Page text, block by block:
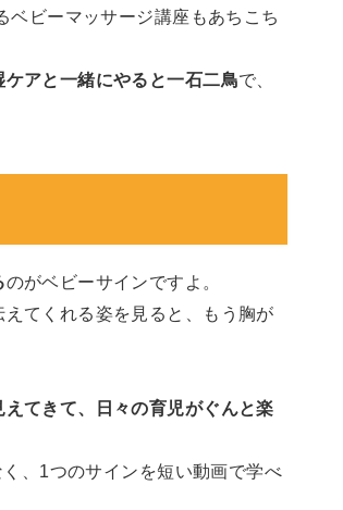
ビーマッサージ講座もあちこち
アと一緒にやると一石二鳥で、
のがベビーサインですよ。
てくれる姿を見ると、もう胸が
てきて、日々の育児がぐんと楽
、1つのサインを短い動画で学べ